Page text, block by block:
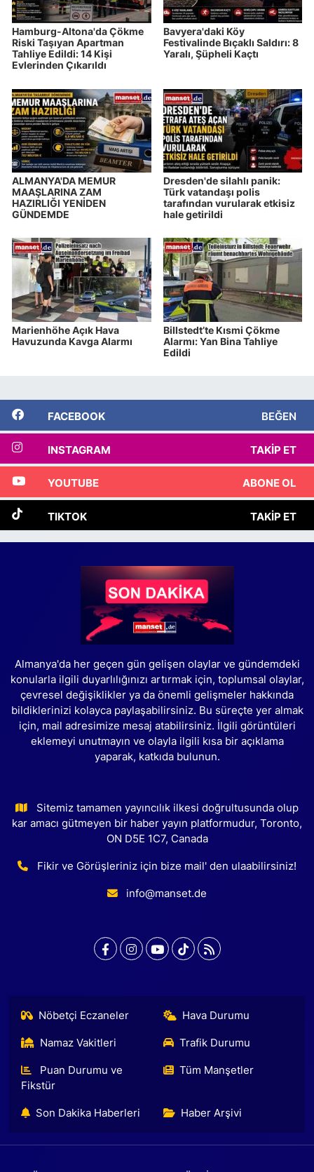
Hamburg-Altona'da Çökme
Riski Taşıyan Apartman
Tahliye Edildi: 14 Kişi
Evlerinden Çıkarıldı
Bavyera'daki Köy
Festivalinde Bıçaklı Saldırı: 8
Yaralı, Şüpheli Kaçtı
ALMANYA'DA MEMUR
MAAŞLARINA ZAM
HAZIRLIĞI YENİDEN
GÜNDEMDE
Dresden'de silahlı panik:
Türk vatandaşı polis
tarafından vurularak etkisiz
hale getirildi
Marienhöhe Açık Hava
Havuzunda Kavga Alarmı
Billstedt’te Kısmi Çökme
Alarmı: Yan Bina Tahliye
Edildi
FACEBOOK BEĞEN
INSTAGRAM TAKIP ET
YOUTUBE ABONE OL
TIKTOK TAKIP ET
Almanya'da her geçen gün gelişen olaylar ve gündemdeki
konularla ilgili duyarlılığınızı artırmak için, toplumsal olaylar,
çevresel değişiklikler ya da önemli gelişmeler hakkında
bildiklerinizi kolayca paylaşabilirsiniz. Bu süreçte yer almak
için, mail adresimize mesaj atabilirsiniz. İlgili görüntüleri
eklemeyi unutmayın ve olayla ilgili kısa bir açıklama
yaparak, katkıda bulunun.
Sitemiz tamamen yayıncılık ilkesi doğrultusunda olup
kar amacı gütmeyen bir haber yayın platformudur, Toronto,
ON D5E 1C7, Canada
Fikir ve Görüşleriniz için bize mail' den ulaabilirsiniz!
info@manset.de
Nöbetçi Eczaneler Hava Durumu
Namaz Vakitleri Trafik Durumu
Puan Durumu ve
Fikstür
Tüm Manşetler
Son Dakika Haberleri Haber Arşivi